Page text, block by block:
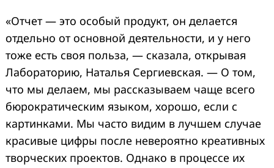
«Отчет — это особый продукт, он делается
отдельно от основной деятельности, и у него
тоже есть своя польза, — сказала, открывая
Лабораторию, Наталья Сергиевская. — О том,
что мы делаем, мы рассказываем чаще всего
бюрократическим языком, хорошо, если с
картинками. Мы часто видим в лучшем случае
красивые цифры после невероятно креативных
творческих проектов. Однако в процессе их